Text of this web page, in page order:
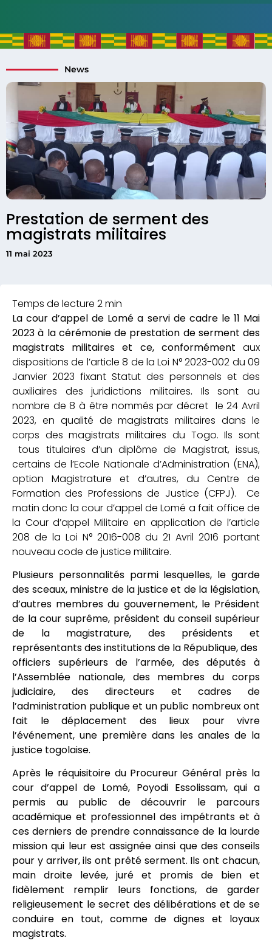
Prestation de serment des
magistrats militaires
11 mai 2023
News
La cour d’appel de Lomé a servi de cadre le 11 Mai
2023 à la cérémonie de prestation de serment des
magistrats militaires et ce, conformément aux
dispositions de l’article 8 de la Loi N° 2023-002 du 09
Janvier 2023 fixant Statut des personnels et des
auxiliaires des juridictions militaires. Ils sont au
nombre de 8 à être nommés par décret le 24 Avril
2023, en qualité de magistrats militaires dans le
corps des magistrats militaires du Togo. Ils sont
tous titulaires d’un diplôme de Magistrat, issus,
certains de l’Ecole Nationale d’Administration (ENA),
option Magistrature et d’autres, du Centre de
Formation des Professions de Justice (CFPJ). Ce
matin donc la cour d’appel de Lomé a fait office de
la Cour d’appel Militaire en application de l’article
208 de la Loi N° 2016-008 du 21 Avril 2016 portant
nouveau code de justice militaire.
Plusieurs personnalités parmi lesquelles, le garde
des sceaux, ministre de la justice et de la législation,
d’autres membres du gouvernement, le Président
de la cour suprême, président du conseil supérieur
de la magistrature, des présidents et
représentants des institutions de la République, des
officiers supérieurs de l’armée, des députés à
l’Assemblée nationale, des membres du corps
judiciaire, des directeurs et cadres de
l’administration publique et un public nombreux ont
fait le déplacement des lieux pour vivre
l’événement, une première dans les anales de la
justice togolaise.
Après le réquisitoire du Procureur Général près la
cour d’appel de Lomé, Poyodi Essolissam, qui a
permis au public de découvrir le parcours
académique et professionnel des impétrants et à
ces derniers de prendre connaissance de la lourde
mission qui leur est assignée ainsi que des conseils
pour y arriver, ils ont prêté serment. Ils ont chacun,
main droite levée, juré et promis de bien et
fidèlement remplir leurs fonctions, de garder
religieusement le secret des délibérations et de se
conduire en tout, comme de dignes et loyaux
magistrats.